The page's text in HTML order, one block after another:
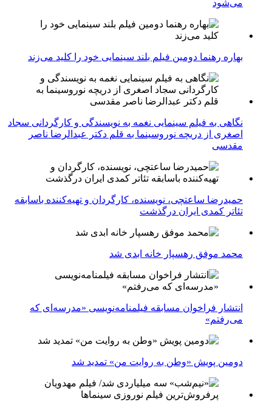
می‌شود
بهاره رهنما دومین فیلم بلند سینمایی خود را کلید می‌زند
نگاهی به فیلم سینمایی نغمه به نویسندگی و کارگردانی سجاد
اصغری از دریچه نوروسینما به قلم دکتر عبدالرضا ناصر
مقدسی
حمیدرضا ساعتچی، نویسنده، کارگردان و تهیه‌کننده باسابقه
تئاتر کمدی ایران درگذشت
محمد موفق رهسپار خانه ابدی شد
انتشار فراخوان مسابقه فیلمنامه‌نویسی «مدرسه‌ای که
می‌رفتم»
دومین پویش «وطن به روایت من» تمدید شد